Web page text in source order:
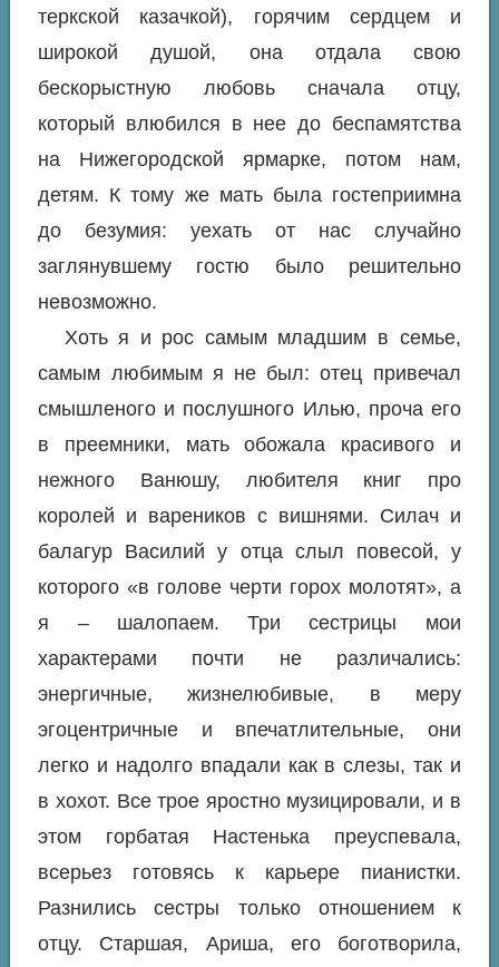
теркской казачкой), горячим сердцем и
широкой душой, она отдала свою
бескорыстную любовь сначала отцу,
который влюбился в нее до беспамятства
на Нижегородской ярмарке, потом нам,
детям. К тому же мать была гостеприимна
до безумия: уехать от нас случайно
заглянувшему гостю было решительно
невозможно.
Хоть я и рос самым младшим в семье,
самым любимым я не был: отец привечал
смышленого и послушного Илью, проча его
в преемники, мать обожала красивого и
нежного Ванюшу, любителя книг про
королей и вареников с вишнями. Силач и
балагур Василий у отца слыл повесой, у
которого «в голове черти горох молотят», а
я – шалопаем. Три сестрицы мои
характерами почти не различались:
энергичные, жизнелюбивые, в меру
эгоцентричные и впечатлительные, они
легко и надолго впадали как в слезы, так и
в хохот. Все трое яростно музицировали, и в
этом горбатая Настенька преуспевала,
всерьез готовясь к карьере пианистки.
Разнились сестры только отношением к
отцу. Старшая, Ариша, его боготворила,